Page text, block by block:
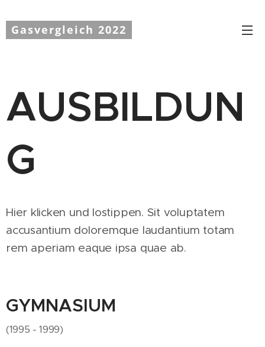
Gasvergleich 2022
AUSBILDUN
G
Hier klicken und lostippen. Sit voluptatem
accusantium doloremque laudantium totam
rem aperiam eaque ipsa quae ab.
GYMNASIUM
(1995 - 1999)